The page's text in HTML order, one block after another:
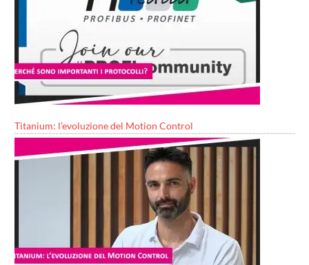
Titanium: l’evoluzione del Motion Control